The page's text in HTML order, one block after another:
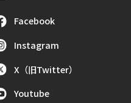
Facebook
Instagram
X（旧Twitter）
Youtube